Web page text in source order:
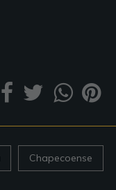
Chapecoense